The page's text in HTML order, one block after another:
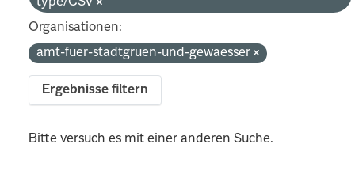
Organisationen:
amt-fuer-stadtgruen-und-gewaesser
Ergebnisse filtern
Bitte versuch es mit einer anderen Suche.